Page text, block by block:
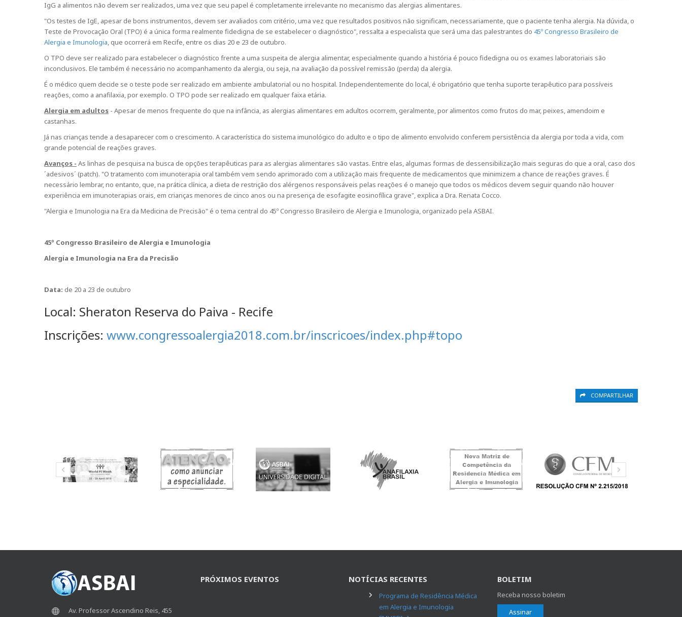
IgG a alimentos não devem ser realizados, uma vez que seu papel é completamente irrelevante no mecanismo das alergias alimentares.
"Os testes de IgE, apesar de bons instrumentos, devem ser avaliados com critério, uma vez que resultados positivos não significam, necessariamente, que o paciente tenha alergia. Na dúvida, o
Teste de Provocação Oral (TPO) é a única forma realmente fidedigna de se estabelecer o diagnóstico", ressalta a especialista que será uma das palestrantes do 45º Congresso Brasileiro de
Alergia e Imunologia, que ocorrerá em Recife, entre os dias 20 e 23 de outubro.
O TPO deve ser realizado para estabelecer o diagnóstico frente a uma suspeita de alergia alimentar, especialmente quando a história é pouco fidedigna ou os exames laboratoriais são
inconclusivos. Ele também é necessário no acompanhamento da alergia, ou seja, na avaliação da possível remissão (perda) da alergia.
É o médico quem decide se o teste pode ser realizado em ambiente ambulatorial ou no hospital. Independentemente do local, é obrigatório que tenha suporte terapêutico para possíveis
reações, como a anafilaxia, por exemplo. O TPO pode ser realizado em qualquer faixa etária.
Alergia em adultos - Apesar de menos frequente do que na infância, as alergias alimentares em adultos ocorrem, geralmente, por alimentos como frutos do mar, peixes, amendoim e
castanhas.
Já nas crianças tende a desaparecer com o crescimento. A característica do sistema imunológico do adulto e o tipo de alimento envolvido conferem persistência da alergia por toda a vida, com
grande potencial de reações graves.
Avanços - As linhas de pesquisa na busca de opções terapêuticas para as alergias alimentares são vastas. Entre elas, algumas formas de dessensibilização mais seguras do que a oral, caso dos
´adesivos´ (patch). "O tratamento com imunoterapia oral também vem sendo aprimorado com a utilização mais frequente de medicamentos que minimizem a chance de reações graves. É
necessário lembrar, no entanto, que, na prática clínica, a dieta de restrição dos alérgenos responsáveis pelas reações é o manejo que todos os médicos devem seguir quando não houver
experiência em imunoterapias orais, em crianças menores de cinco anos ou na presença de esofagite eosinofílica grave", explica a Dra. Renata Cocco.
"Alergia e Imunologia na Era da Medicina de Precisão" é o tema central do 45º Congresso Brasileiro de Alergia e Imunologia, organizado pela ASBAI.
45º Congresso Brasileiro de Alergia e Imunologia
Alergia e Imunologia na Era da Precisão
Data: de 20 a 23 de outubro
Local: Sheraton Reserva do Paiva - Recife
Inscrições: www.congressoalergia2018.com.br/inscricoes/index.php#topo
COMPARTILHAR
Av. Professor Ascendino Reis, 455
PRÓXIMOS EVENTOS NOTÍCIAS RECENTES
Programa de Residência Médica
em Alergia e Imunologia
BOLETIM
Receba nosso boletim
Assinar